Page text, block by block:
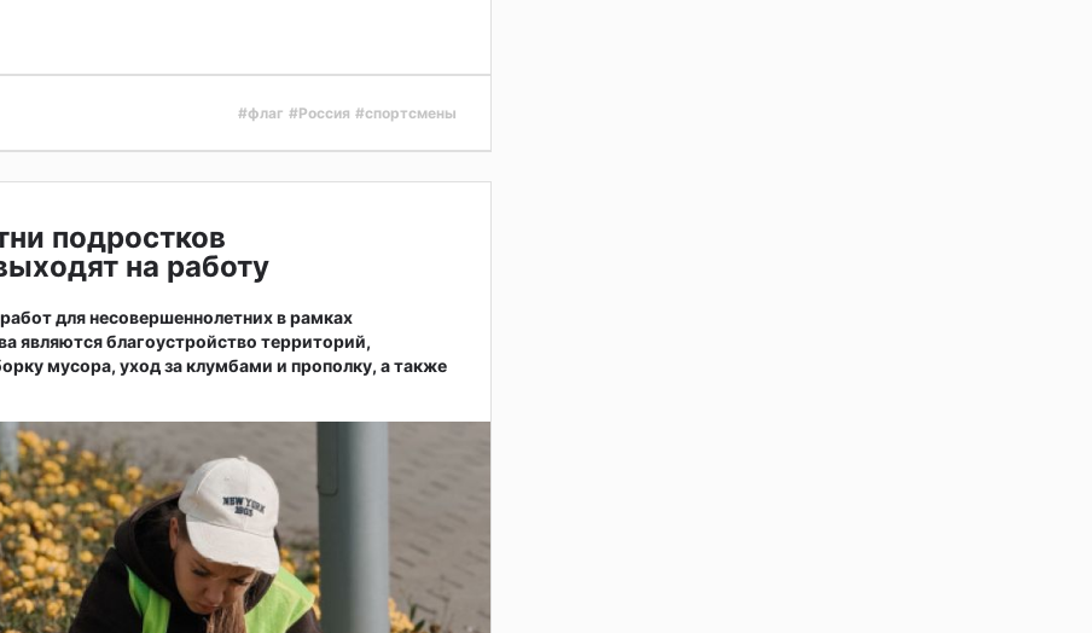
#флаг #Россия #спортсмены
подростков
на работу
для несовершеннолетних в рамках
являются благоустройство территорий,
мусора, уход за клумбами и прополку, а также